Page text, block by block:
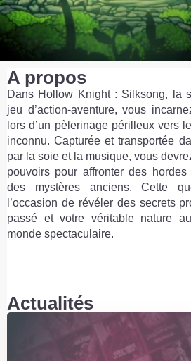
A propos
Dans Hollow Knight : Silksong, la
jeu d’action-aventure, vous
lors d’un pèlerinage périlleux vers
inconnu. Capturée et transportée
par la soie et la musique, vous
pouvoirs pour affronter des hordes
des mystères anciens. Cette
l’occasion de révéler des secrets
passé et votre véritable nature
monde spectaculaire.
Actualités